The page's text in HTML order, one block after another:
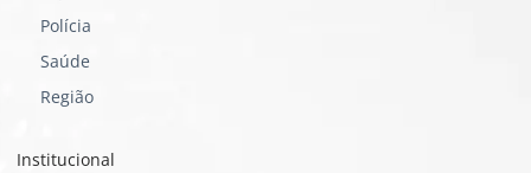
Polícia
Saúde
Região
Institucional